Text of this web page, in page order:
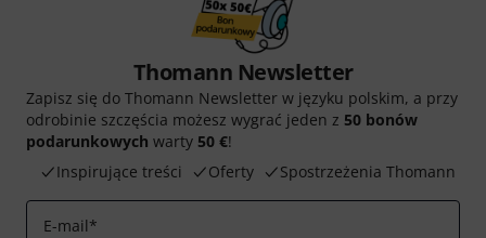
Thomann Newsletter
Zapisz się do Thomann Newsletter w języku polskim, a przy
odrobinie szczęścia możesz wygrać jeden z 50 bonów
podarunkowych warty 50 €!
Inspirujące treści
Oferty Spostrzeżenia Thomann
E-mail*